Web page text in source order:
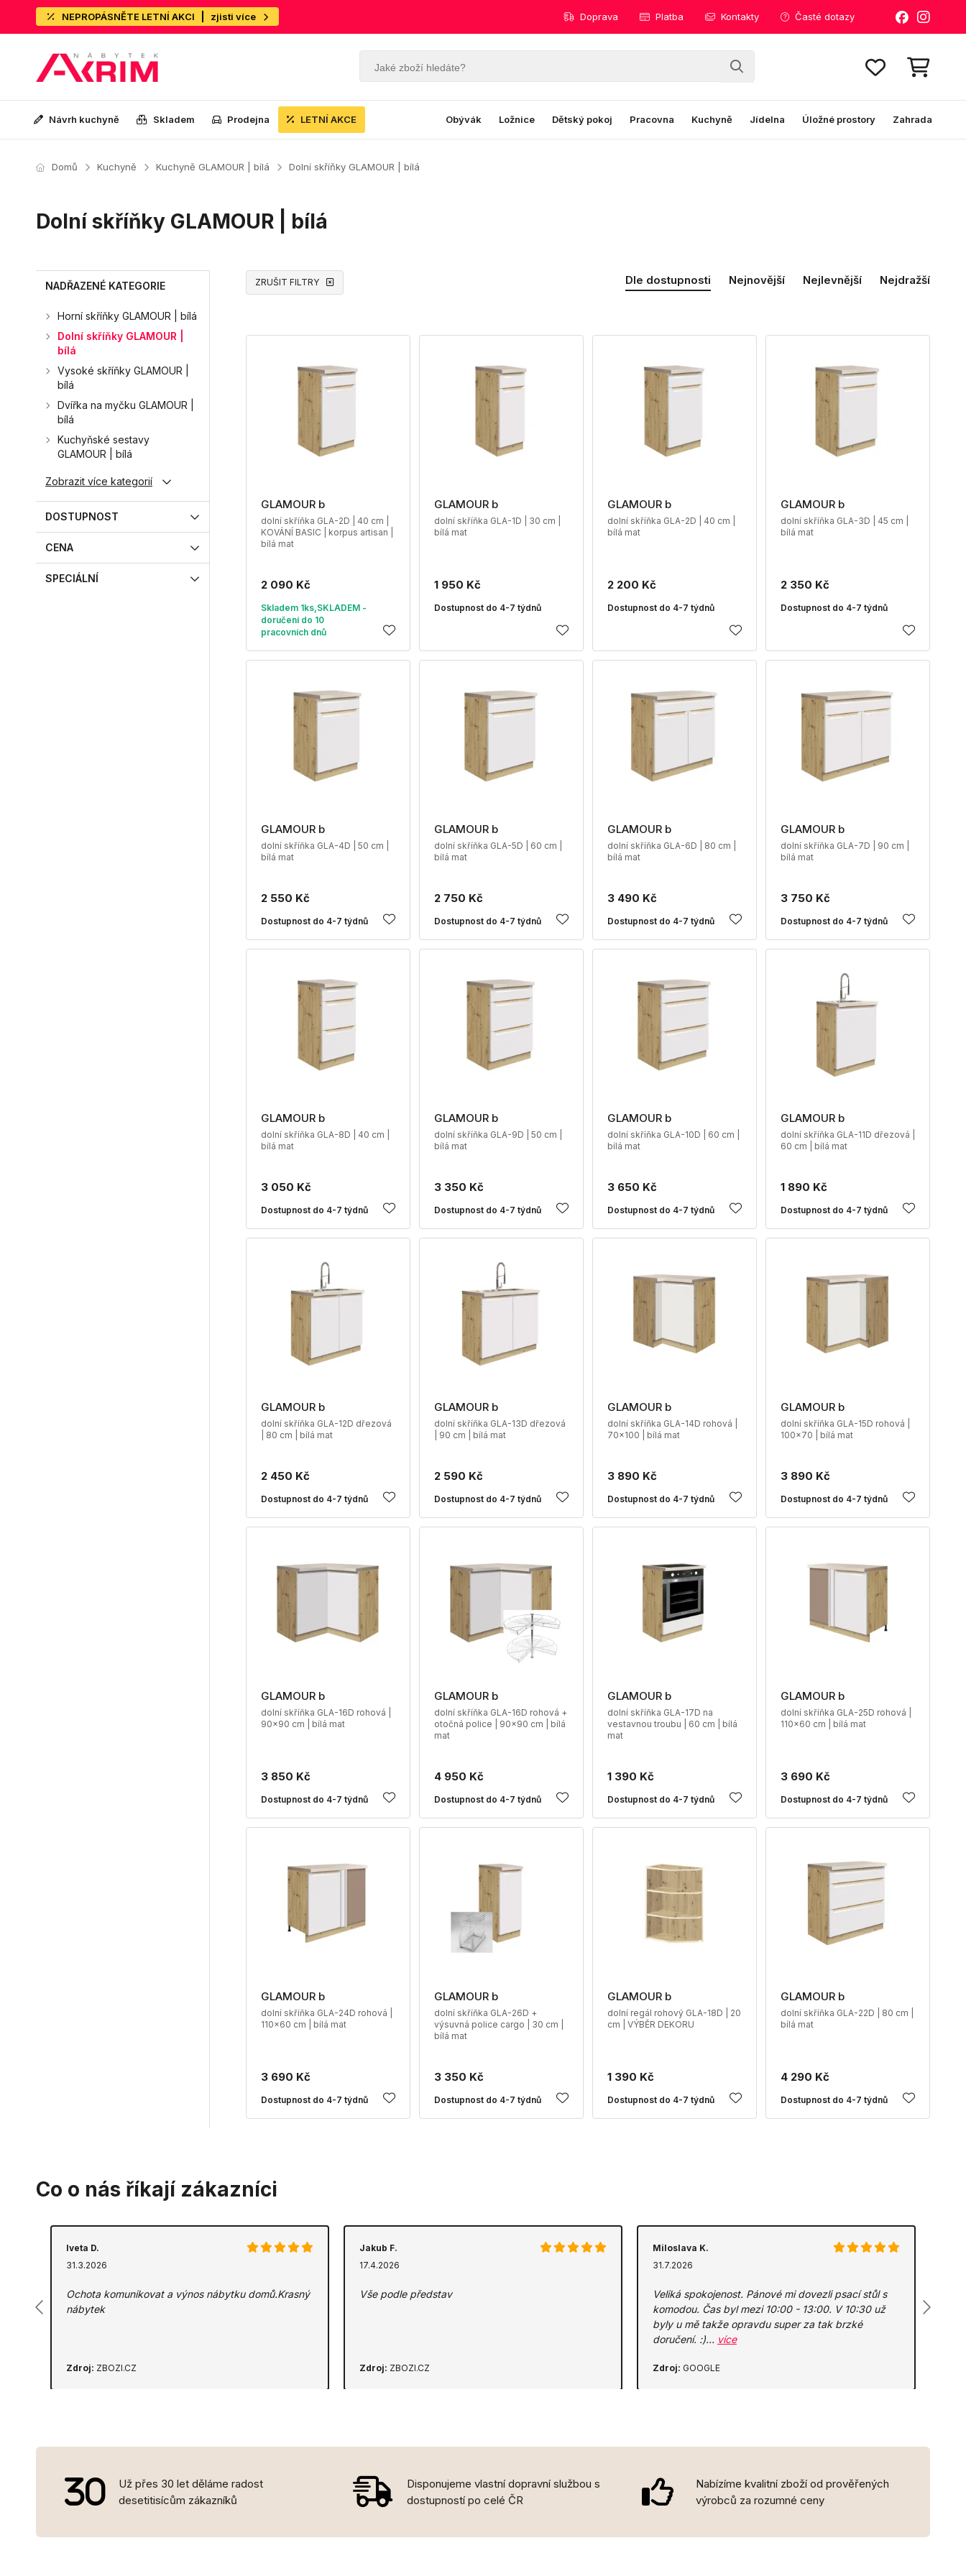
NEPROPÁSNĚTE LETNÍ AKCI zjisti více Doprava Platba Kontakty Časté dotazy
Návrh kuchyně Skladem Prodejna LETNÍ AKCE Obývák Ložnice Dětský pokoj Pracovna Kuchyně Jídelna Úložné prostory Zahrada
Domů Kuchyně Kuchyně GLAMOUR | bílá Dolní skříňky GLAMOUR | bílá
Dolní skříňky GLAMOUR | bílá
NADŘAZENÉ KATEGORIE
Horní skříňky GLAMOUR | bílá
Dolní skříňky GLAMOUR |
bílá
Vysoké skříňky GLAMOUR |
bílá
Dvířka na myčku GLAMOUR |
bílá
Kuchyňské sestavy
GLAMOUR | bílá
Zobrazit více kategorií
DOSTUPNOST
CENA
SPECIÁLNÍ
Dle dostupnosti Nejnovější Nejlevnější Nejdražší
ZRUŠIT FILTRY
GLAMOUR b
dolní skříňka GLA-2D | 40 cm |
KOVÁNÍ BASIC | korpus artisan |
bílá mat
2 090 Kč
Skladem 1ks,SKLADEM -
doručení do 10
pracovních dnů
GLAMOUR b
dolní skříňka GLA-1D | 30 cm |
bílá mat
1 950 Kč
Dostupnost do 4-7 týdnů
GLAMOUR b
dolní skříňka GLA-2D | 40 cm |
bílá mat
2 200 Kč
Dostupnost do 4-7 týdnů
GLAMOUR b
dolní skříňka GLA-3D | 45 cm |
bílá mat
2 350 Kč
Dostupnost do 4-7 týdnů
GLAMOUR b
dolní skříňka GLA-4D | 50 cm |
bílá mat
2 550 Kč
Dostupnost do 4-7 týdnů
GLAMOUR b
dolní skříňka GLA-5D | 60 cm |
bílá mat
2 750 Kč
Dostupnost do 4-7 týdnů
GLAMOUR b
dolní skříňka GLA-6D | 80 cm |
bílá mat
3 490 Kč
Dostupnost do 4-7 týdnů
GLAMOUR b
dolní skříňka GLA-7D | 90 cm |
bílá mat
3 750 Kč
Dostupnost do 4-7 týdnů
GLAMOUR b
dolní skříňka GLA-8D | 40 cm |
bílá mat
3 050 Kč
Dostupnost do 4-7 týdnů
GLAMOUR b
dolní skříňka GLA-9D | 50 cm |
bílá mat
3 350 Kč
Dostupnost do 4-7 týdnů
GLAMOUR b
dolní skříňka GLA-10D | 60 cm |
bílá mat
3 650 Kč
Dostupnost do 4-7 týdnů
GLAMOUR b
dolní skříňka GLA-11D dřezová |
60 cm | bílá mat
1 890 Kč
Dostupnost do 4-7 týdnů
GLAMOUR b
dolní skříňka GLA-12D dřezová
| 80 cm | bílá mat
2 450 Kč
Dostupnost do 4-7 týdnů
GLAMOUR b
dolní skříňka GLA-13D dřezová
| 90 cm | bílá mat
2 590 Kč
Dostupnost do 4-7 týdnů
GLAMOUR b
dolní skříňka GLA-14D rohová |
70x100 | bílá mat
3 890 Kč
Dostupnost do 4-7 týdnů
GLAMOUR b
dolní skříňka GLA-15D rohová |
100x70 | bílá mat
3 890 Kč
Dostupnost do 4-7 týdnů
GLAMOUR b
dolní skříňka GLA-16D rohová |
90x90 cm | bílá mat
3 850 Kč
Dostupnost do 4-7 týdnů
GLAMOUR b
dolní skříňka GLA-16D rohová +
otočná police | 90x90 cm | bílá
mat
4 950 Kč
Dostupnost do 4-7 týdnů
GLAMOUR b
dolní skříňka GLA-17D na
vestavnou troubu | 60 cm | bílá
mat
1 390 Kč
Dostupnost do 4-7 týdnů
GLAMOUR b
dolní skříňka GLA-25D rohová |
110x60 cm | bílá mat
3 690 Kč
Dostupnost do 4-7 týdnů
GLAMOUR b
dolní skříňka GLA-24D rohová |
110x60 cm | bílá mat
3 690 Kč
Dostupnost do 4-7 týdnů
GLAMOUR b
dolní skříňka GLA-26D +
výsuvná police cargo | 30 cm |
bílá mat
3 350 Kč
Dostupnost do 4-7 týdnů
GLAMOUR b
dolní regál rohový GLA-18D | 20
cm | VÝBĚR DEKORU
1 390 Kč
Dostupnost do 4-7 týdnů
GLAMOUR b
dolní skříňka GLA-22D | 80 cm |
bílá mat
4 290 Kč
Dostupnost do 4-7 týdnů
Co o nás říkají zákazníci
Iveta D.
31.3.2026
Ochota komunikovat a výnos nábytku domů.Krasný
nábytek
Zdroj: ZBOZI.CZ
Jakub F.
17.4.2026
Vše podle představ
Zdroj: ZBOZI.CZ
Miloslava K.
31.7.2026
Veliká spokojenost. Pánové mi dovezli psací stůl s
komodou. Čas byl mezi 10:00 - 13:00. V 10:30 už
byly u mě takže opravdu super za tak brzké
doručení. :)… více
Zdroj: GOOGLE
Už přes 30 let děláme radost
desetitisícům zákazníků
Disponujeme vlastní dopravní službou s
dostupností po celé ČR
Nabízíme kvalitní zboží od prověřených
výrobců za rozumné ceny